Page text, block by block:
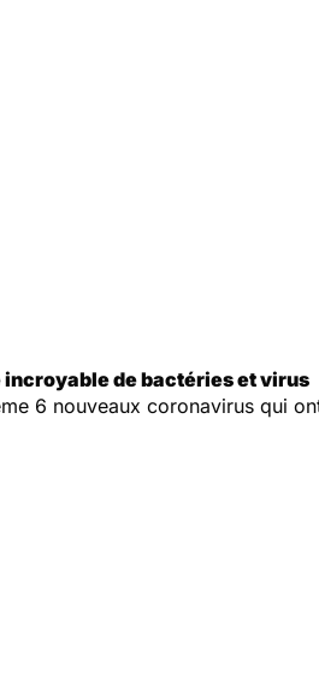
de bactéries et virus
6 nouveaux coronavirus qui